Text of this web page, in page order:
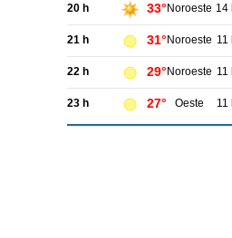
20 h 33° Noroeste 14
21 h 31° Noroeste 11
22 h 29° Noroeste 11
23 h 27° Oeste 11